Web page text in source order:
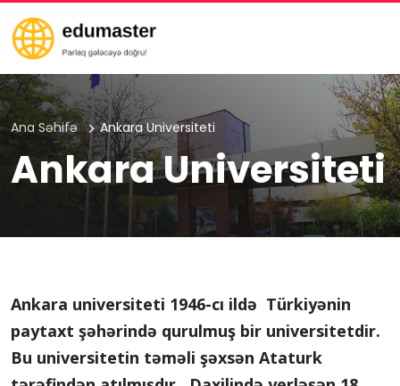
Ana Səhifə Ankara Universiteti
Ankara Universiteti
Ankara universiteti 1946-cı ildə Türkiyənin
paytaxt şəhərində qurulmuş bir universitetdir.
Bu universitetin təməli şəxsən Ataturk